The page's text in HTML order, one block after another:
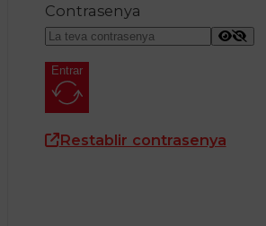
Contrasenya
Entrar
Restablir contrasenya